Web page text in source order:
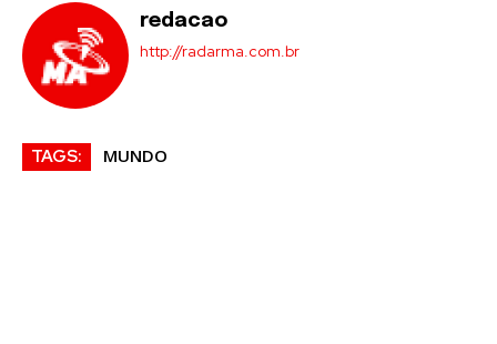
redacao
http://radarma.com.br
TAGS: MUNDO